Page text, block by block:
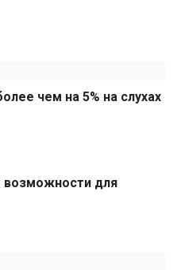
чем на 5% на слухах
возможности для